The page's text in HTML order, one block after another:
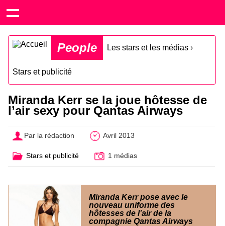
People Les stars et les médias ›
Stars et publicité
Miranda Kerr se la joue hôtesse de
l’air sexy pour Qantas Airways
Par la rédaction Avril 2013
Stars et publicité 1 médias
Miranda Kerr pose avec le
nouveau uniforme des
hôtesses de l’air de la
compagnie Qantas Airways